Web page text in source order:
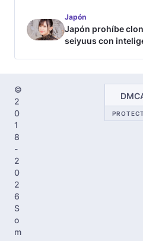
Japón
Japón prohíbe
seiyuus con
©
2
0
1
8
-
2
0
2
6
S
o
m